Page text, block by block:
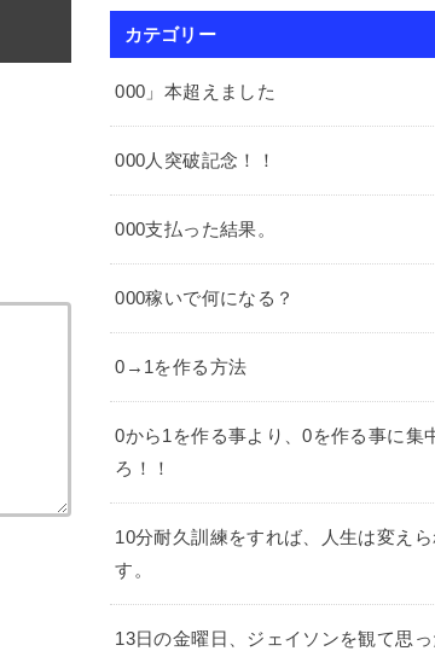
カテゴリー
000」本超えました
000人突破記念！！
000支払った結果。
000稼いで何になる？
0→1を作る方法
0から1を作る事より、0を作る事に集
ろ！！
10分耐久訓練をすれば、人生は変えら
す。
13日の金曜日、ジェイソンを観て思っ